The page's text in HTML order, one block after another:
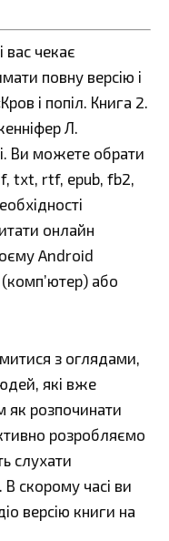
вас чекає
повну версію і
і попіл. Книга 2.
Л.
Ви можете обрати
txt, rtf, epub, fb2,
онлайн
Android
або
з оглядами,
які вже
як розпочинати
розробляємо
слухати
В скорому часі ви
версію книги на